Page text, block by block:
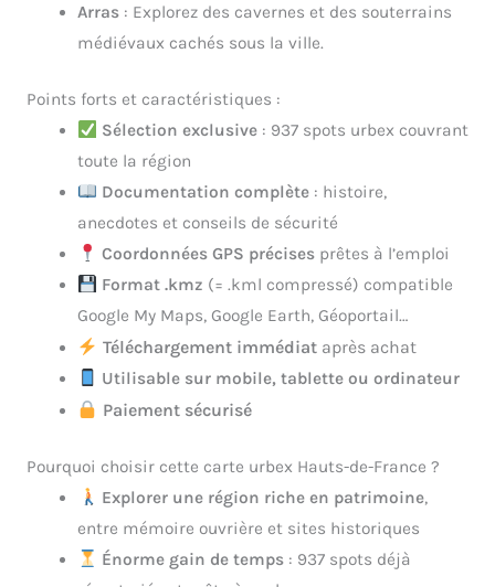
Arras : Explorez des cavernes et des souterrains
médiévaux cachés sous la ville.
Points forts et caractéristiques :
Sélection exclusive : 937 spots urbex couvrant
toute la région
Documentation complète : histoire,
anecdotes et conseils de sécurité
Coordonnées GPS précises prêtes à l’emploi
Format .kmz (= .kml compressé) compatible
Google My Maps, Google Earth, Géoportail…
Téléchargement immédiataprès achat
Utilisable sur mobile, tablette ou ordinateur
Paiement sécurisé
Pourquoi choisir cette carte urbex Hauts-de-France ?
Explorer une région riche en patrimoine,
entre mémoire ouvrière et sites historiques
Énorme gain de temps : 937 spots déjà